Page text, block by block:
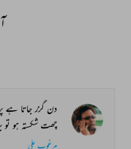
دن گزر جاتا ہے
چھت شکستہ ہو
مرغوب علی